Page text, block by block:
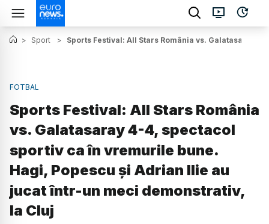
> Sport > Sports Festival: All Stars România vs. Galatasaray
FOTBAL
Sports Festival: All Stars România
vs. Galatasaray 4-4, spectacol
sportiv ca în vremurile bune.
Hagi, Popescu și Adrian Ilie au
jucat într-un meci demonstrativ,
la Cluj